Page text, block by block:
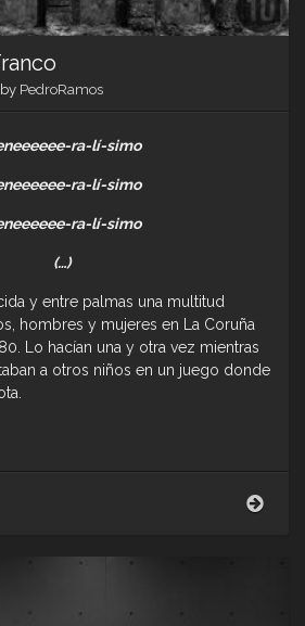
by PedroRamos
ra-lí-simo
ra-lí-simo
ra-lí-simo
(…)
y entre palmas una multitud
hombres y mujeres en La Coruña
Lo hacían una y otra vez mientras
a otros niños en un juego donde